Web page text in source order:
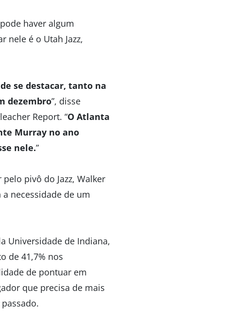
haver algum
nele é o Utah Jazz,
se destacar, tanto na
dezembro”, disse
Report. “O Atlanta
Murray no ano
nele.”
pivô do Jazz, Walker
necessidade de um
Universidade de Indiana,
de 41,7% nos
de pontuar em
que precisa de mais